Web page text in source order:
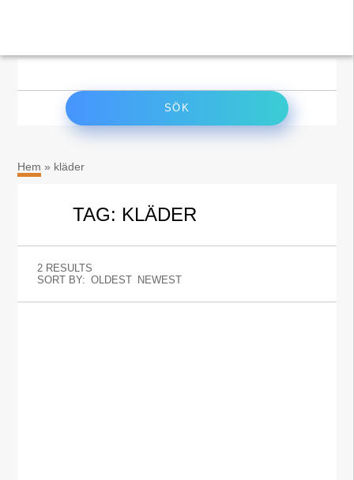
Hem » kläder
TAG: KLÄDER
2 RESULTS
SORT BY: OLDEST NEWEST